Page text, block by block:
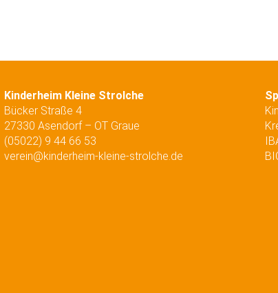
Kinderheim Kleine Strolche
Bücker Straße 4
27330 Asendorf – OT Graue
(05022) 9 44 66 53
verein@kinderheim-kleine-strolche.de